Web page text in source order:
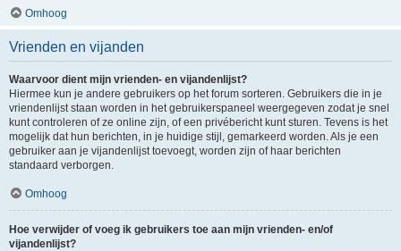
Omhoog
Vrienden en vijanden
Waarvoor dient mijn vrienden- en vijandenlijst?
Hiermee kun je andere gebruikers op het forum sorteren. Gebruikers die in je
vriendenlijst staan worden in het gebruikerspaneel weergegeven zodat je snel
kunt controleren of ze online zijn, of een privébericht kunt sturen. Tevens is het
mogelijk dat hun berichten, in je huidige stijl, gemarkeerd worden. Als je een
gebruiker aan je vijandenlijst toevoegt, worden zijn of haar berichten
standaard verborgen.
Omhoog
Hoe verwijder of voeg ik gebruikers toe aan mijn vrienden- en/of
vijandenlijst?